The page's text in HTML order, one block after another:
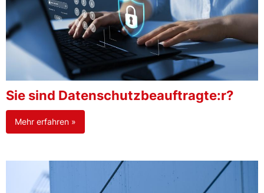
Sie sind Datenschutzbeauftragte:r?
Mehr erfahren »